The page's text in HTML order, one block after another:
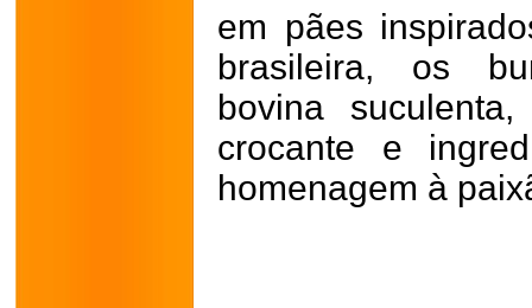
em pães
brasileira, os
bovina
crocante e
homenagem à